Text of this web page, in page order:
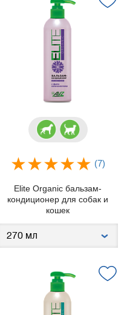
(7)
Elite Organic бальзам-
кондиционер для собак и
кошек